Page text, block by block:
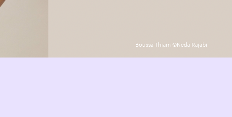
Boussa Thiam ©Neda Rajabi